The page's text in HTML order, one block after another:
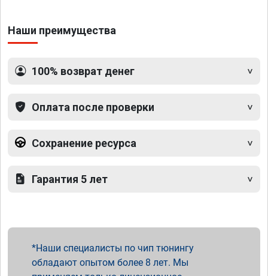
Наши преимущества
100% возврат денег
Оплата после проверки
Сохранение ресурса
Гарантия 5 лет
Наши специалисты по чип тюнингу
обладают опытом более 8 лет. Мы